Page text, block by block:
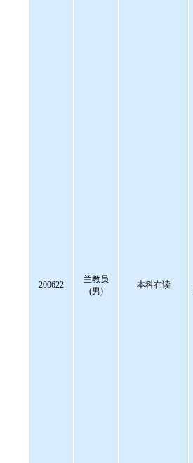
200622
兰教员
(男)
本科在读